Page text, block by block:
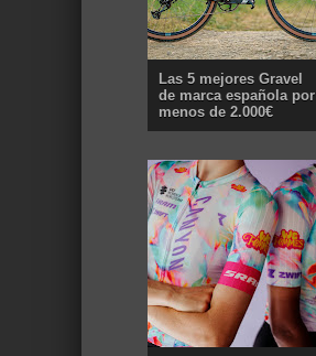
Las 5 mejores Gravel
de marca española por
menos de 2.000€